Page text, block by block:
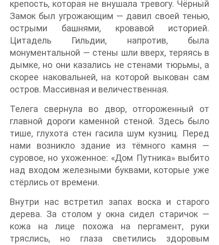
крепость, которая не внушала тревогу. Чёрный
Замок был угрожающим — давил своей тенью,
острыми башнями, кровавой историей.
Цитадель Гильдии, напротив, была
монументальной — стены шли вверх, теряясь в
дымке, но они казались не стенами тюрьмы, а
скорее наковальней, на которой выкован сам
остров. Массивная и величественная.
Телега свернула во двор, отгороженный от
главной дороги каменной стеной. Здесь было
тише, глухота стен гасила шум кузниц. Перед
нами возникло здание из тёмного камня —
суровое, но ухоженное: «Дом Путника» выбито
над входом железными буквами, которые уже
стёрлись от времени.
Внутри нас встретил запах воска и старого
дерева. За столом у окна сидел старичок —
кожа на лице похожа на пергамент, руки
тряслись, но глаза светились здоровым